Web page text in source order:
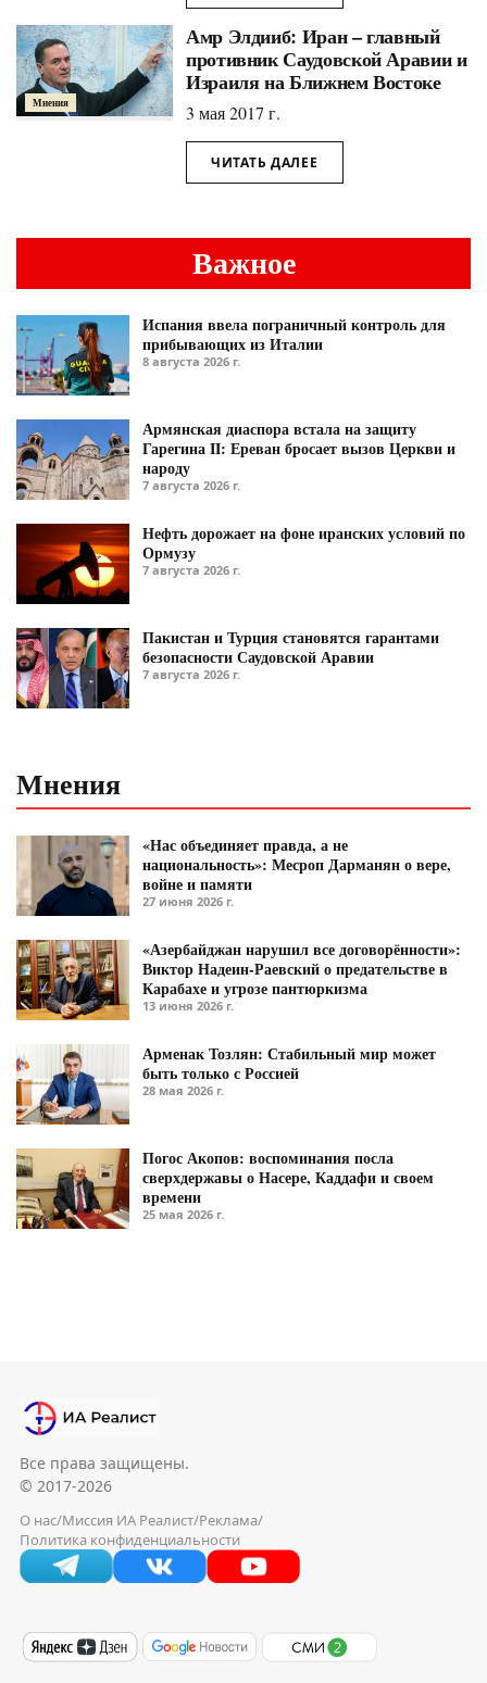
Мнения
Амр Элдииб: Иран – главный
противник Саудовской Аравии и
Израиля на Ближнем Востоке
3 мая 2017 г.
ЧИТАТЬ ДАЛЕЕ
Важное
Испания ввела пограничный контроль для
прибывающих из Италии
8 августа 2026 г.
Армянская диаспора встала на защиту
Гарегина II: Ереван бросает вызов Церкви и
народу
7 августа 2026 г.
Нефть дорожает на фоне иранских условий по
Ормузу
7 августа 2026 г.
Пакистан и Турция становятся гарантами
безопасности Саудовской Аравии
7 августа 2026 г.
Мнения
«Нас объединяет правда, а не
национальность»: Месроп Дарманян о вере,
войне и памяти
27 июня 2026 г.
«Азербайджан нарушил все договорённости»:
Виктор Надеин-Раевский о предательстве в
Карабахе и угрозе пантюркизма
13 июня 2026 г.
Арменак Тозлян: Стабильный мир может
быть только с Россией
28 мая 2026 г.
Погос Акопов: воспоминания посла
сверхдержавы о Насере, Каддафи и своем
времени
25 мая 2026 г.
Все права защищены.
© 2017-2026
О нас/Миссия ИА Реалист/Реклама/
Политика конфиденциальности